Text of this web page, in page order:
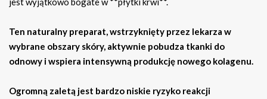
Ten naturalny preparat, wstrzyknięty przez lekarza w
wybrane obszary skóry, aktywnie pobudza tkanki do
odnowy i wspiera intensywną produkcję nowego kolagenu.
Ogromną zaletą jest bardzo niskie ryzyko reakcji